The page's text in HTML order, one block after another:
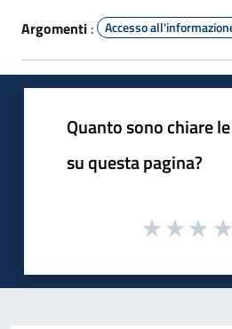
Argomenti : Accesso
Quanto sono chiare
su questa pagina?